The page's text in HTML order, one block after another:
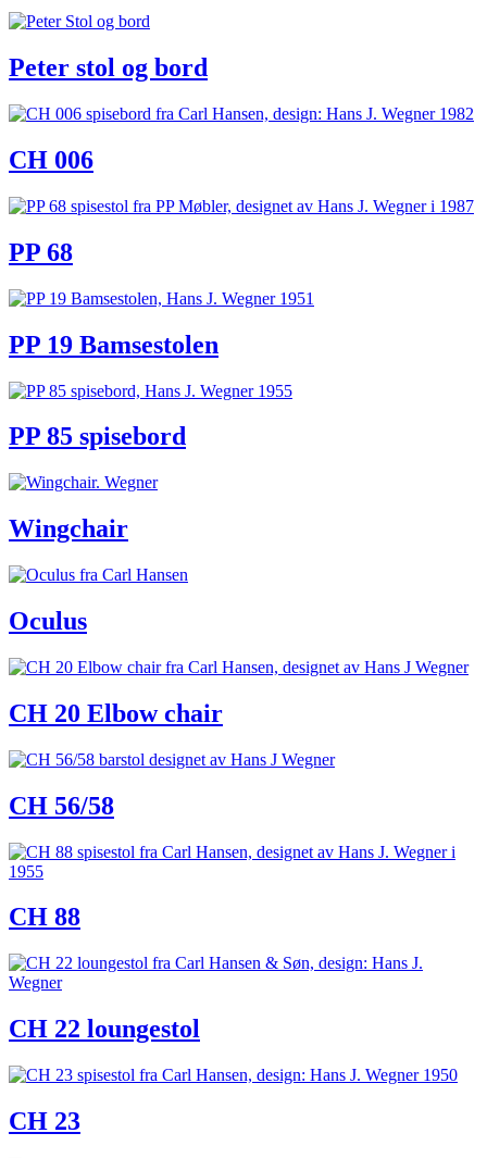
Peter stol og bord
CH 006
PP 68
PP 19 Bamsestolen
PP 85 spisebord
Wingchair
Oculus
CH 20 Elbow chair
CH 56/58
CH 88
CH 22 loungestol
CH 23